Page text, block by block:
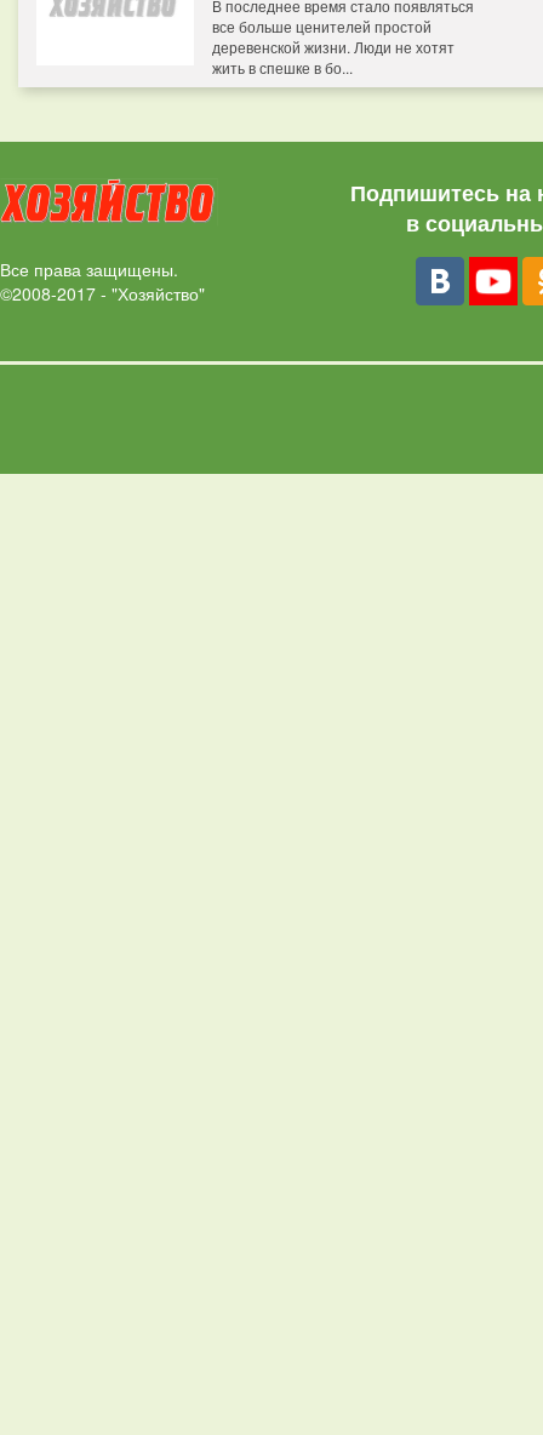
В последнее время стало появляться
все больше ценителей простой
деревенской жизни. Люди не хотят
жить в спешке в бо...
Все права защищены.
©2008-2017 - "Хозяйство"
Подпишитесь на
в